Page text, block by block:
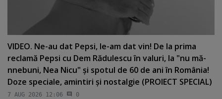
VIDEO. Ne-au dat Pepsi, le-am dat vin! De la prima
reclamă Pepsi cu Dem Rădulescu în valuri, la "nu mă-
nnebuni, Nea Nicu" şi spotul de 60 de ani în România!
Doze speciale, amintiri şi nostalgie (PROIECT SPECIAL)
7 AUG 2026 12:06 0